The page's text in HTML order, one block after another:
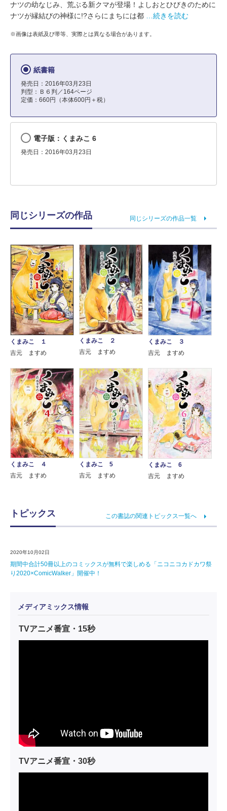
ナツの幼なじみ、荒ぶる新クマが登場！よしおとひびきのために
ナツが縁結びの神様に!?さらにまちには都
…続きを読む
※画像は表紙及び帯等、実際とは異なる場合があります。
紙書籍
発売日：2016年03月23日
判型：Ｂ６判／164ページ
定価：660円（本体600円＋税）
電子版：くまみこ 6
発売日：2016年03月23日
同じシリーズの作品 同じシリーズの作品一覧
くまみこ １
吉元 ますめ
くまみこ ２
吉元 ますめ
くまみこ ３
吉元 ますめ
くまみこ ４
吉元 ますめ
くまみこ 5
吉元 ますめ
くまみこ 6
吉元 ますめ
トピックス この書誌の関連トピックス一覧へ
2020年10月02日
期間中合計50冊以上のコミックスが無料で楽しめる「ニコニコカドカワ祭
り2020×ComicWalker」開催中！
メディアミックス情報
TVアニメ番宣・15秒
TVアニメ番宣・30秒